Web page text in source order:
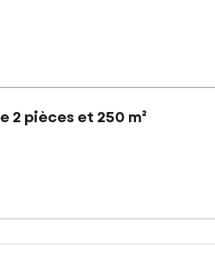
2 pièces et 250 m²
ancienne ferme à rénover entièrement